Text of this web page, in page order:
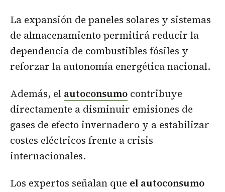
La expansión de paneles solares y sistemas
de almacenamiento permitirá reducir la
dependencia de combustibles fósiles y
reforzar la autonomía energética nacional.
Además, el autoconsumo contribuye
directamente a disminuir emisiones de
gases de efecto invernadero y a estabilizar
costes eléctricos frente a crisis
internacionales.
Los expertos señalan que el autoconsumo